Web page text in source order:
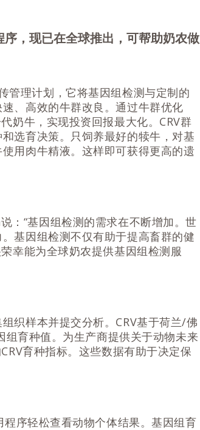
，现已在全球推出，可帮助奶农做
理计划，它将基因组检测与定制的
、高效的牛群改良。通过牛群优化
奶牛，实现投资回报最大化。CRV群
选育决策。只饲养最好的犊牛，对基
用肉牛精液。这样即可获得更高的遗
：“基因组检测的需求在不断增加。世
基因组检测不仅有助于提高畜群的健
幸能为全球奶农提供基因组检测服
织样本并提交分析。CRV基于荷兰/佛
育种值。为生产商提供关于动物未来
育种指标。这些数据有助于决定保
序轻松查看动物个体结果。基因组育